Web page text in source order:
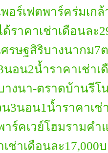
พอร์เฟตพาร์คร่มเ
ราคาเช่าเดือนละ
ศรษฐสิริบางนากม
นอน2น้ำราคาเช่าเ
างนา-ตราดบ้านรีโ
น3นอน1น้ำราคาเช่
าร์คเวย์โฮมรามค
ช่าเดือนละ17,000